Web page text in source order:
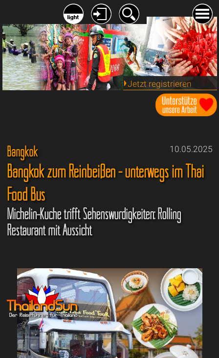
Jetzt registrieren
10.05.2025
Bangkok
Bangkok zum Reinbeißen - unterwegs im Thai
Food Bus
Michelin-Küche trifft Sehenswürdigkeiten: Rolling
Restaurant mit Aussicht